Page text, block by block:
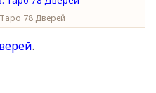
78 Дверей
.